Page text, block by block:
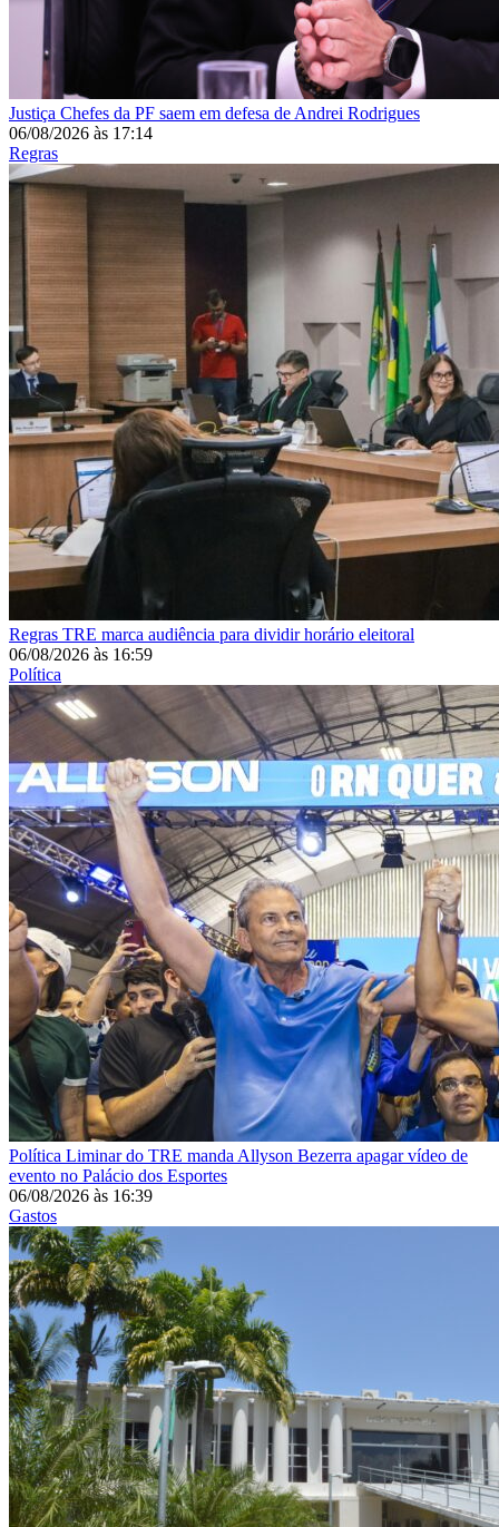
Justiça Chefes da PF saem em defesa de Andrei Rodrigues
06/08/2026 às 17:14
Regras
Regras TRE marca audiência para dividir horário eleitoral
06/08/2026 às 16:59
Política
Política Liminar do TRE manda Allyson Bezerra apagar vídeo de
evento no Palácio dos Esportes
06/08/2026 às 16:39
Gastos